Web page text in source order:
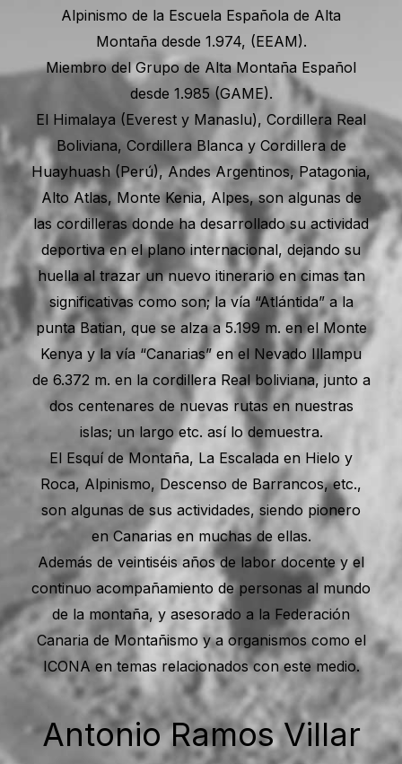
Alpinismo de la Escuela Española de Alta
Montaña desde 1.974, (EEAM).
Miembro del Grupo de Alta Montaña Español
desde 1.985 (GAME).
El Himalaya (Everest y Manaslu), Cordillera Real
Boliviana, Cordillera Blanca y Cordillera de
Huayhuash (Perú), Andes Argentinos, Patagonia,
Alto Atlas, Monte Kenia, Alpes, son algunas de
las cordilleras donde ha desarrollado su actividad
deportiva en el plano internacional, dejando su
huella al trazar un nuevo itinerario en cimas tan
significativas como son; la vía “Atlántida” a la
punta Batian, que se alza a 5.199 m. en el Monte
Kenya y la vía “Canarias” en el Nevado Illampu
de 6.372 m. en la cordillera Real boliviana, junto a
dos centenares de nuevas rutas en nuestras
islas; un largo etc. así lo demuestra.
El Esquí de Montaña, La Escalada en Hielo y
Roca, Alpinismo, Descenso de Barrancos, etc.,
son algunas de sus actividades, siendo pionero
en Canarias en muchas de ellas.
Además de veintiséis años de labor docente y el
continuo acompañamiento de personas al mundo
de la montaña, y asesorado a la Federación
Canaria de Montañismo y a organismos como el
ICONA en temas relacionados con este medio.
Antonio Ramos Villar